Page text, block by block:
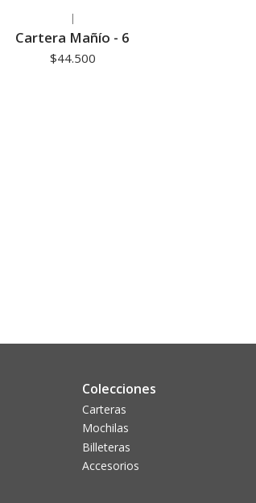
|
Cartera Mañío - 6
$44.500
Colecciones
Carteras
Mochilas
Billeteras
Accesorios